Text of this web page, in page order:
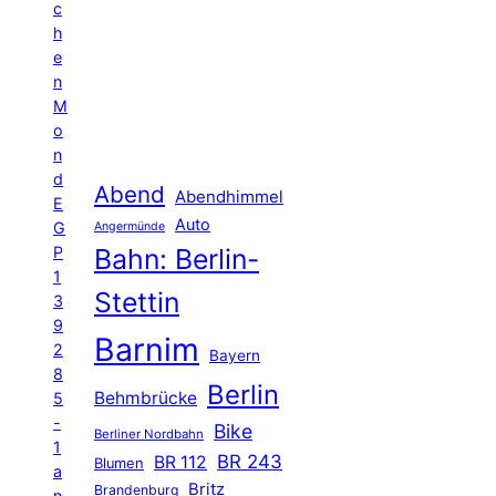
c
h
e
n
M
o
n
d
E
G
P
1
3
9
2
8
5
-
1
a
Abend Abendhimmel
Angermünde Auto
Bahn: Berlin-
Stettin
Barnim Bayern
Behmbrücke Berlin
Berliner Nordbahn Bike
Blumen BR 112 BR 243
Brandenburg Britz